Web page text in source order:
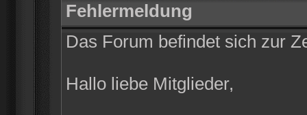
Fehlermeldung
Das Forum befindet sich zur
Hallo liebe Mitglieder,